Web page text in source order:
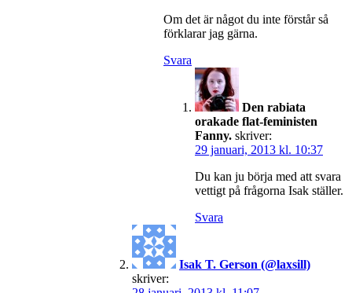
Om det är något du inte förstår så
förklarar jag gärna.
Svara
Den rabiata
orakade flat-feministen
Fanny. skriver:
29 januari, 2013 kl. 10:37
Du kan ju börja med att svara
vettigt på frågorna Isak ställer.
Svara
Isak T. Gerson (@laxsill)
skriver: